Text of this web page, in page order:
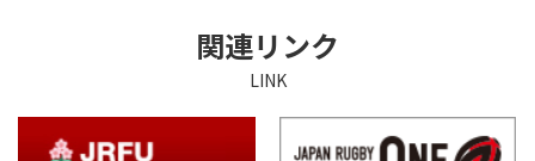
関連リンク
LINK